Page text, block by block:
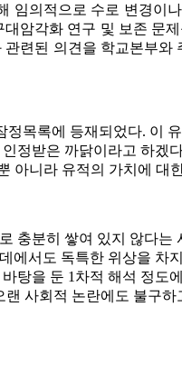
의적으로 수로 변경이
암각화 연구 및 보존 문
련된 의견을 학교본부와
목록에 등재되었다. 이
정받은 까닭이라고 하겠
니라 유적의 가치에 대
충분히 쌓여 있지 않다
서도 독특한 위상을 차
을 둔 1차적 해석 정도
사회적 논란에도 불구